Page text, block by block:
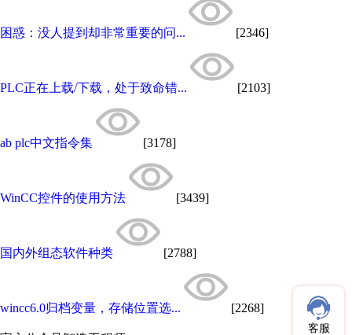
困惑：没人提到却非常重要的问... [2346]
PLC正在上载/下载，处于致命错... [2103]
ab plc中文指令集 [3178]
WinCC控件的使用方法 [3439]
国内外组态软件种类 [2788]
wincc6.0归档变量，存储位置选... [2268]
客服